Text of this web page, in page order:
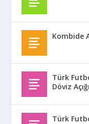
Kombide
Türk
Döviz Açığı
Türk